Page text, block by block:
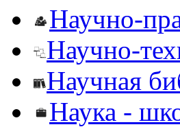
Научно-
Научно-
Научная
Наука -